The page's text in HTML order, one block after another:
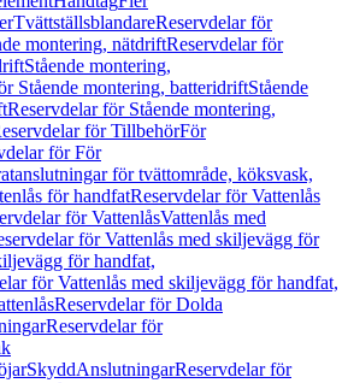
TvättställsblandareReservdelar för
montering, nätdriftReservdelar för
Stående montering,
Stående montering, batteridriftStående
Reservdelar för Stående montering,
för TillbehörFör
för För
för tvättområde, köksvask,
för handfatReservdelar för Vattenlås
för VattenlåsVattenlås med
för Vattenlås med skiljevägg för
för handfat,
för Vattenlås med skiljevägg för handfat,
Reservdelar för Dolda
Reservdelar för
SkyddAnslutningarReservdelar för